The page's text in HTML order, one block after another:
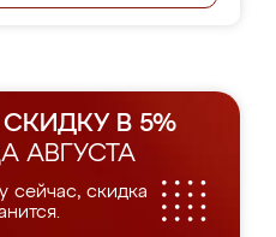
В 5%
АВГУСТА
сейчас, скидка